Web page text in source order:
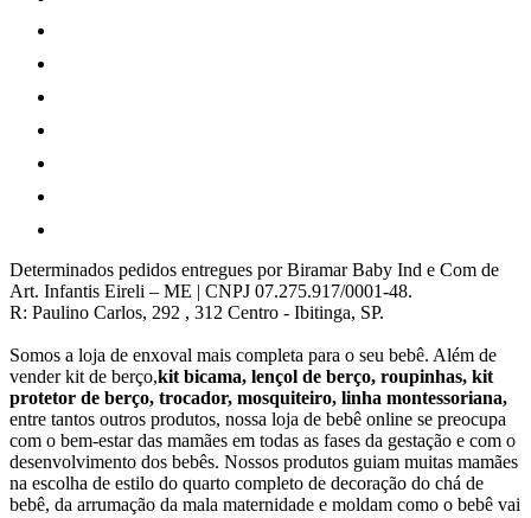
Determinados pedidos entregues por Biramar Baby Ind e Com de
Art. Infantis Eireli – ME | CNPJ 07.275.917/0001-48.
R: Paulino Carlos, 292 , 312 Centro - Ibitinga, SP.
Somos a loja de enxoval mais completa para o seu bebê. Além de
vender kit de berço,kit bicama, lençol de berço, roupinhas, kit
protetor de berço, trocador, mosquiteiro, linha montessoriana,
entre tantos outros produtos, nossa loja de bebê online se preocupa
com o bem-estar das mamães em todas as fases da gestação e com o
desenvolvimento dos bebês. Nossos produtos guiam muitas mamães
na escolha de estilo do quarto completo de decoração do chá de
bebê, da arrumação da mala maternidade e moldam como o bebê vai